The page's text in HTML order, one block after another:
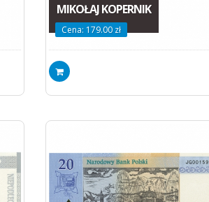
MIKOŁAJ KOPERNIK
Cena: 179.00 zł